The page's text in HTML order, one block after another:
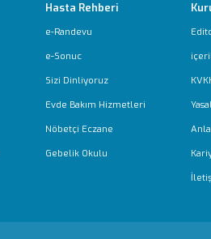
Hasta Rehberi
e-Randevu
e-Sonuc
Sizi Dinliyoruz
Evde Bakım Hizmetleri
Nöbetçi Eczane
Gebelik Okulu